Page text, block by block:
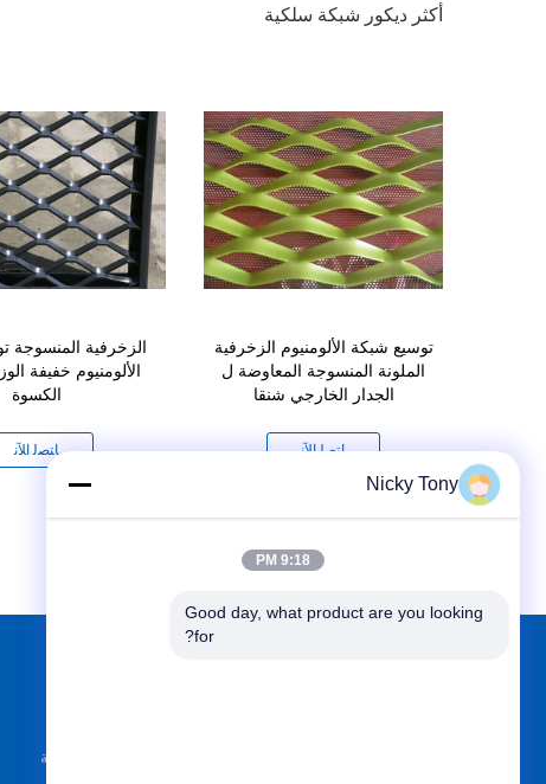
أكثر ديكور شبكة سلكية
الزخرفية المنسوجة
الألومنيوم خفيفة
الكسوة
ﺎﺘﺼﻟ ﺍﻶﻧ
توسيع شبكة الألومنيوم الزخرفية
الملونة المنسوجة المعاوضة ل
الجدار الخارجي شنقا
ﺎﺘﺼﻟ ﺍﻶﻧ
مقدمة
Nicky Tony
9:18 PM
Good day, what product are you looking
for?